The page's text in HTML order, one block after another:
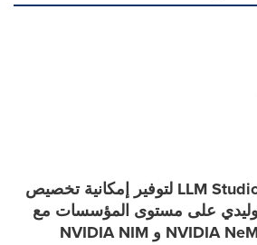
Fractal تقدم منصة LLM Studio لتوفير إمكانية تخصيص
على مستوى المؤسسات مع